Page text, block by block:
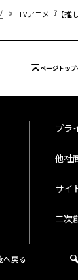
TVアニメ『【推
へ戻る
ページトップ
プラ
他社
サイ
二次